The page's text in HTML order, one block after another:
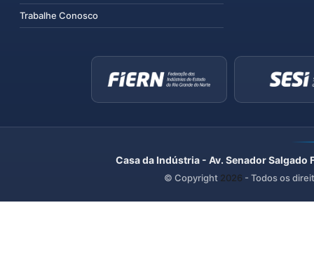
Trabalhe Conosco
Casa da Indústria - Av. Senador
© Copyright 2026 - Todos os